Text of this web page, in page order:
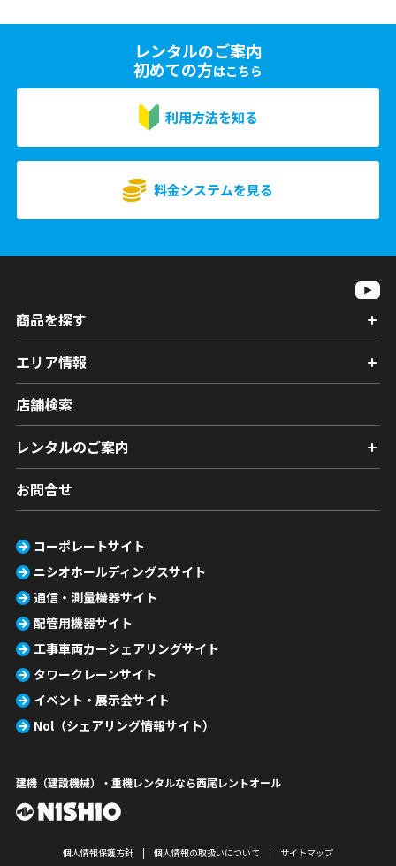
レンタルのご案内
初めての方はこちら
利用方法を知る
料金システムを見る
商品を探す
エリア情報
店舗検索
レンタルのご案内
お問合せ
コーポレートサイト
ニシオホールディングスサイト
通信・測量機器サイト
配管用機器サイト
工事車両カーシェアリングサイト
タワークレーンサイト
イベント・展示会サイト
Nol（シェアリング情報サイト）
建機（建設機械）・重機レンタルなら西尾レントオール
個人情報保護方針 個人情報の取扱いについて サイトマップ